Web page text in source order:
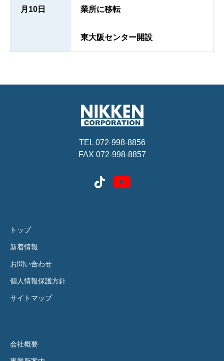
月10日
業所に移転
東大阪センター開設
TEL 072-998-8856
FAX 072-998-8857
トップ
新着情報
お問い合わせ
個人情報保護方針
サイトマップ
会社概要